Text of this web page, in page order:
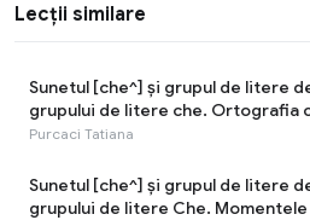
Lecții similare
Sunetul [che^] şi grupul de litere
grupului de litere che. Ortografia
grupul de litere che
Purcaci Tatiana
Sunetul [che^] şi grupul de litere
grupului de litere Che.